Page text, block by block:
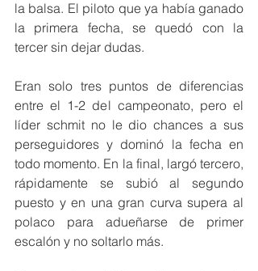
la balsa. El piloto que ya había ganado
la primera fecha, se quedó con la
tercer sin dejar dudas.
Eran solo tres puntos de diferencias
entre el 1-2 del campeonato, pero el
líder schmit no le dio chances a sus
perseguidores y dominó la fecha en
todo momento. En la final, largó tercero,
rápidamente se subió al segundo
puesto y en una gran curva supera al
polaco para adueñarse de primer
escalón y no soltarlo más.